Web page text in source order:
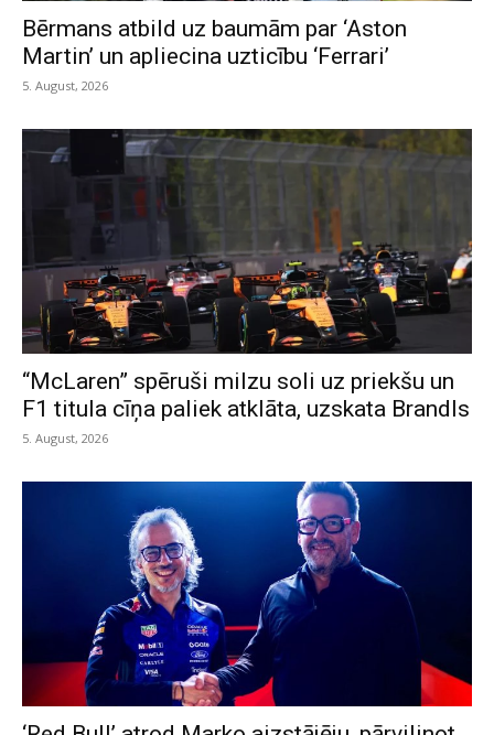
Bērmans atbild uz baumām par ‘Aston
Martin’ un apliecina uzticību ‘Ferrari’
5. August, 2026
“McLaren” spēruši milzu soli uz priekšu un
F1 titula cīņa paliek atklāta, uzskata Brandls
5. August, 2026